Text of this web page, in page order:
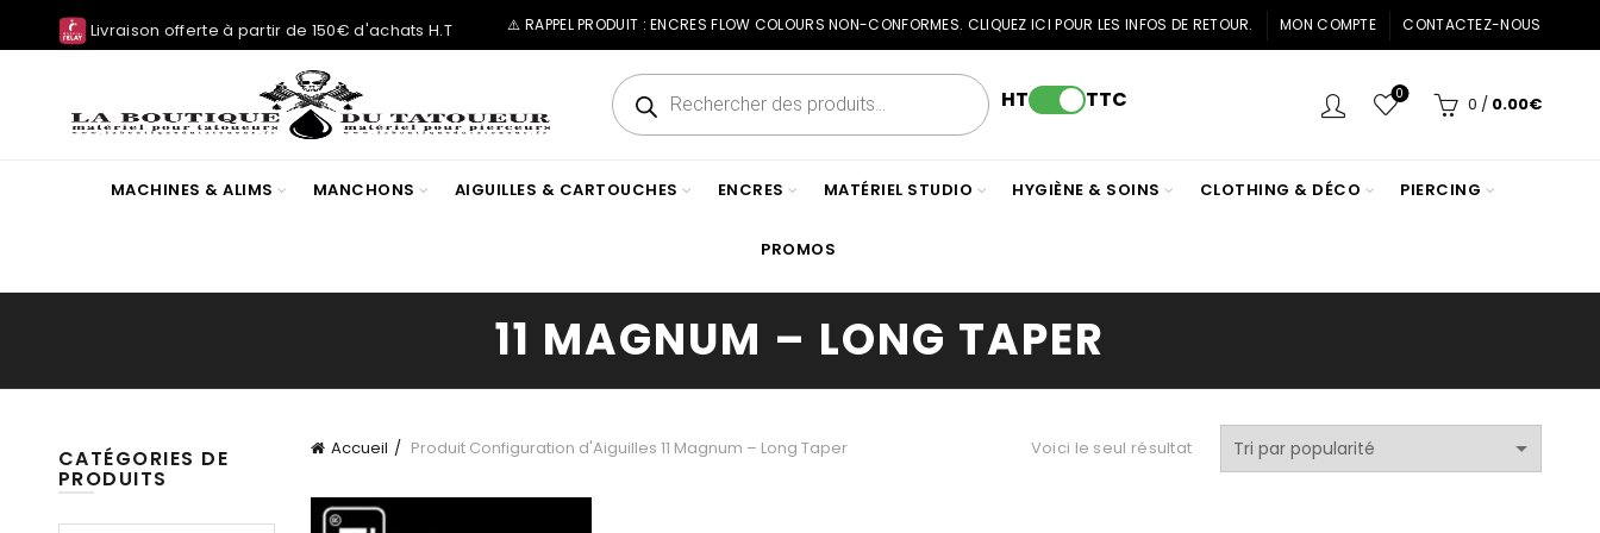
Livraison offerte à partir de 150€ d'achats H.T ⚠️ RAPPEL PRODUIT : ENCRES FLOW COLOURS NON-CONFORMES. CLIQUEZ ICI POUR LES INFOS DE RETOUR. MON COMPTE CONTACTEZ-NOUS
Recherche
de
produits
HT TTC 0 0 / 0.00€
MACHINES & ALIMS MANCHONS AIGUILLES & CARTOUCHES ENCRES MATÉRIEL STUDIO HYGIÈNE & SOINS CLOTHING & DÉCO PIERCING
PROMOS
11 MAGNUM – LONG TAPER
Accueil Produit Configuration d'Aiguilles 11 Magnum – Long Taper Voici le seul résultat
CATÉGORIES DE
PRODUITS